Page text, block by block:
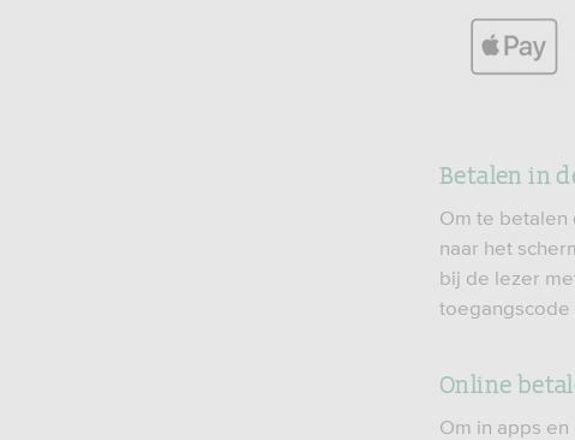
Betalen in
Om te betalen
naar het
bij de lezer
toegangscode
Online
Om in apps